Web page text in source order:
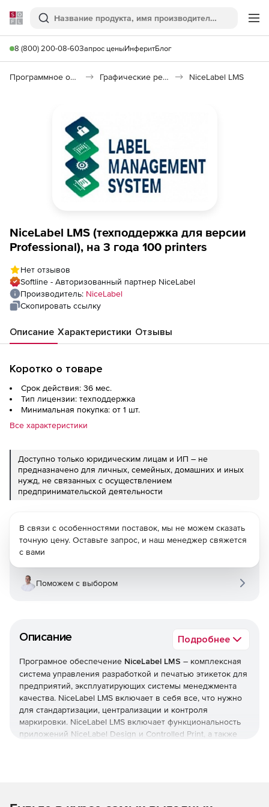
Softline
Поиск
8 (800) 200-08-60Запрос ценыИнферитБлог
Программное обеспечение для графики и дизайна Графические редакторы NiceLabel LMS
NiceLabel LMS (техподдержка для версии
Professional), на 3 года 100 printers
Нет отзывов
Softline - Авторизованный партнер NiceLabel
Производитель: NiceLabel
Скопировать ссылку
Описание Характеристики Отзывы
Коротко о товаре
Срок действия: 36 мес.
Тип лицензии: техподдержка
Минимальная покупка: от 1 шт.
Все характеристики
Доступно только юридическим лицам и ИП – не
предназначено для личных, семейных, домашних и иных
нужд, не связанных с осуществлением
предпринимательской деятельности
Описание Подробнее
Програмное обеспечение NiceLabel LMS – комплексная
система управления разработкой и печатью этикеток для
предприятий, эксплуатирующих системы менеджмента
качества. NiceLabel LMS включает в себя все, что нужно
для стандартизации, централизации и контроля
маркировки. NiceLabel LMS включает функциональность
приложений NiceLabel Design и Controlled Print, а также
В связи с особенностями поставок, мы не можем сказать
точную цену. Оставьте запрос, и наш менеджер свяжется
с вами
Поможем с выбором